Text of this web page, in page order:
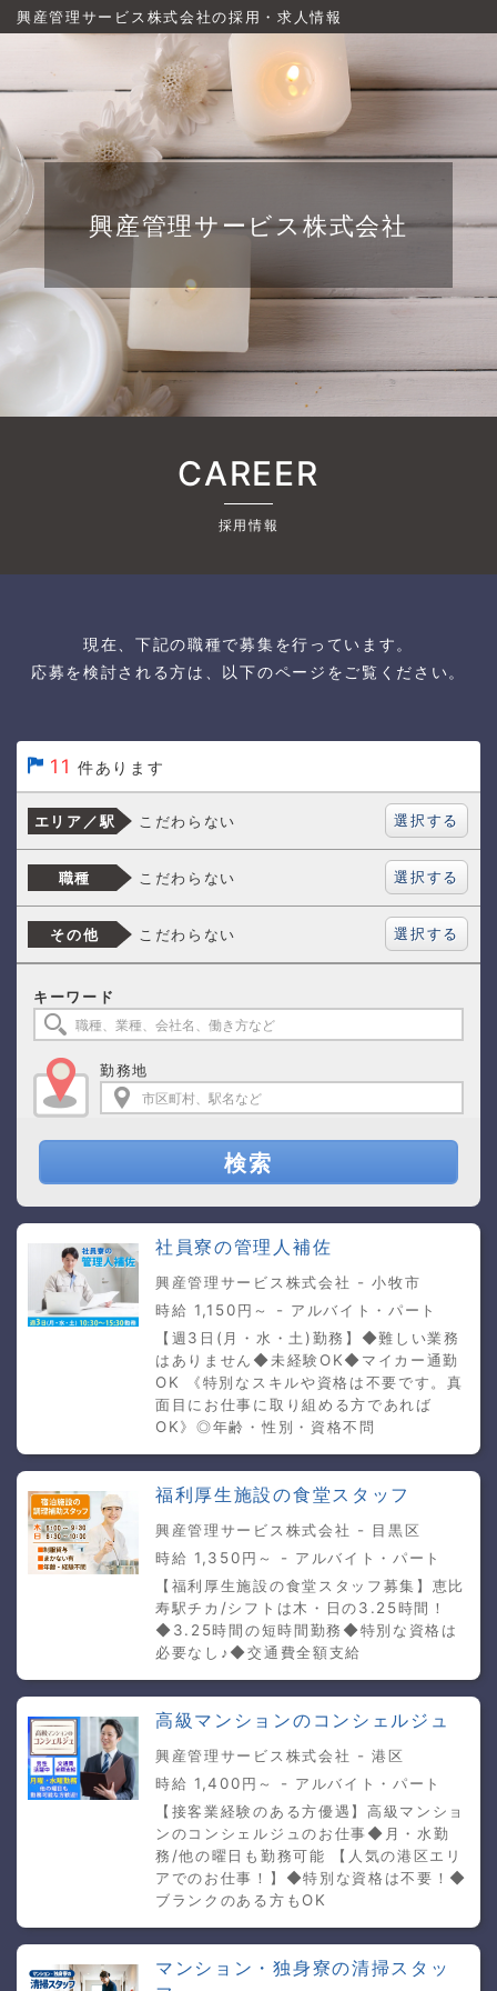
興産管理サービス株式会社の採用・求人情報
興産管理サービス株式会社
CAREER
採用情報
現在、下記の職種で募集を行っています。
応募を検討される方は、以下のページをご覧ください。
11 件あります
エリア／駅 こだわらない 選択する
職種 こだわらない 選択する
その他 こだわらない 選択する
キーワード
勤務地
検索
社員寮の管理人補佐
興産管理サービス株式会社 - 小牧市
時給 1,150円～ - アルバイト・パート
【週3日(月・水・土)勤務】◆難しい業務
はありません◆未経験OK◆マイカー通勤
OK 《特別なスキルや資格は不要です。真
面目にお仕事に取り組める方であれば
OK》◎年齢・性別・資格不問
福利厚生施設の食堂スタッフ
興産管理サービス株式会社 - 目黒区
時給 1,350円～ - アルバイト・パート
【福利厚生施設の食堂スタッフ募集】恵比
寿駅チカ/シフトは木・日の3.25時間！
◆3.25時間の短時間勤務◆特別な資格は
必要なし♪◆交通費全額支給
高級マンションのコンシェルジュ
興産管理サービス株式会社 - 港区
時給 1,400円～ - アルバイト・パート
【接客業経験のある方優遇】高級マンショ
ンのコンシェルジュのお仕事◆月・水勤
務/他の曜日も勤務可能 【人気の港区エリ
アでのお仕事！】◆特別な資格は不要！◆
ブランクのある方もOK
マンション・独身寮の清掃スタッ